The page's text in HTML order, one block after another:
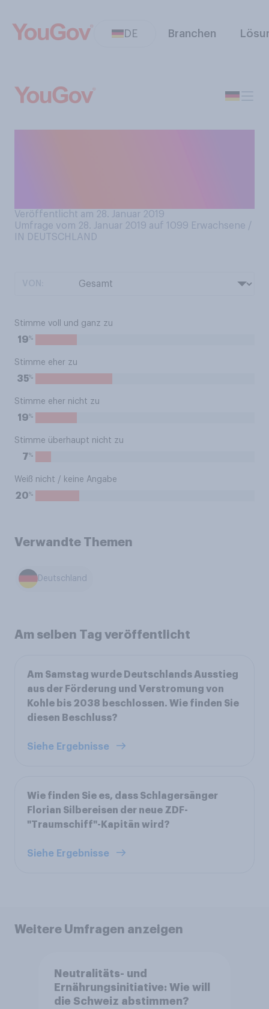
DE Branchen
Veröffentlicht am 28. Januar 2019
Umfrage vom 28. Januar 2019 auf 1099 Erwachsene /
IN DEUTSCHLAND
Stimme voll und ganz zu
19%
Stimme eher zu
35%
Stimme eher nicht zu
19%
Stimme überhaupt nicht zu
7%
Weiß nicht / keine Angabe
20%
Verwandte Themen
Deutschland
Am selben Tag veröffentlicht
Am Samstag wurde Deutschlands Ausstieg
aus der Förderung und Verstromung von
Kohle bis 2038 beschlossen. Wie finden Sie
diesen Beschluss?
Siehe Ergebnisse
Wie finden Sie es, dass Schlagersänger
Florian Silbereisen der neue ZDF-
"Traumschiff"-Kapitän wird?
Siehe Ergebnisse
Weitere Umfragen anzeigen
Neutralitäts- und
Ernährungsinitiative: Wie will
die Schweiz abstimmen?